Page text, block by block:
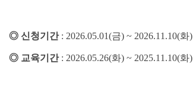
◎ 신청기간: 2026.05.01(금) ~ 2026.11.10(화)
◎ 교육기간: 2026.05.26(화) ~ 2025.11.10(화)